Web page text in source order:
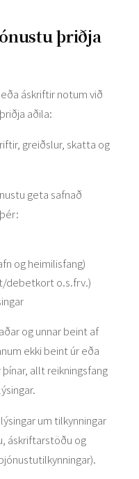
þriðja
áskriftir notum við
aðila:
greiðslur, skatta og
geta safnað
og heimilisfang)
debetkort o.s.frv.)
og unnar beint af
ekki beint úr eða
allt reikningsfang
um tilkynningar
áskriftarstöðu og